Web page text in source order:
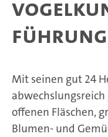
Mit seinen gut 24
offenen Fläschen,
Blumen- und